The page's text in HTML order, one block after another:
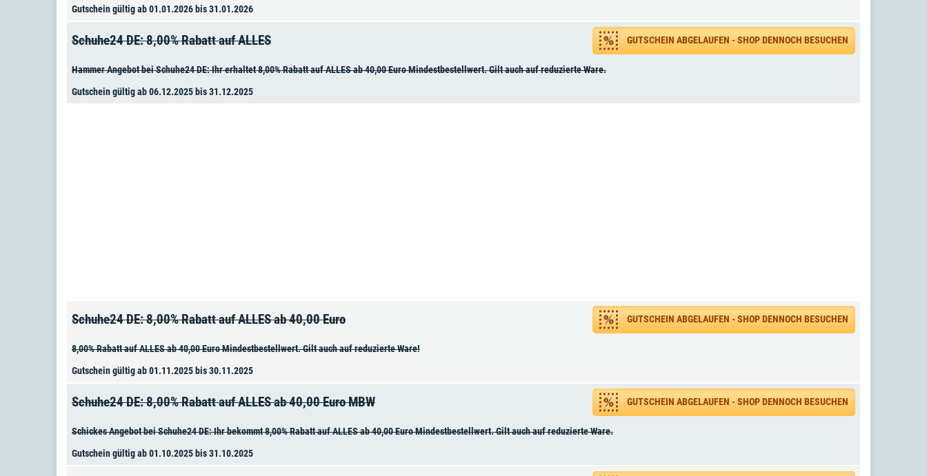
Gutschein gültig ab 01.01.2026 bis 31.01.2026
Schuhe24 DE: 8,00% Rabatt auf ALLES GUTSCHEIN ABGELAUFEN - SHOP DENNOCH BESUCHEN
Hammer Angebot bei Schuhe24 DE: Ihr erhaltet 8,00% Rabatt auf ALLES ab 40,00 Euro Mindestbestellwert. Gilt auch auf reduzierte Ware.
Gutschein gültig ab 06.12.2025 bis 31.12.2025
Schuhe24 DE: 8,00% Rabatt auf ALLES ab 40,00 Euro GUTSCHEIN ABGELAUFEN - SHOP DENNOCH BESUCHEN
8,00% Rabatt auf ALLES ab 40,00 Euro Mindestbestellwert. Gilt auch auf reduzierte Ware!
Gutschein gültig ab 01.11.2025 bis 30.11.2025
Schuhe24 DE: 8,00% Rabatt auf ALLES ab 40,00 Euro MBW GUTSCHEIN ABGELAUFEN - SHOP DENNOCH BESUCHEN
Schickes Angebot bei Schuhe24 DE: Ihr bekommt 8,00% Rabatt auf ALLES ab 40,00 Euro Mindestbestellwert. Gilt auch auf reduzierte Ware.
Gutschein gültig ab 01.10.2025 bis 31.10.2025